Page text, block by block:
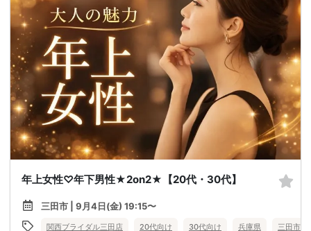
年上女性♡年下男性★2on2★【20代・30代】
三田市 | 9月4日(金) 19:15〜
関西ブライダル三田店 20代向け 30代向け 兵庫県 三田市